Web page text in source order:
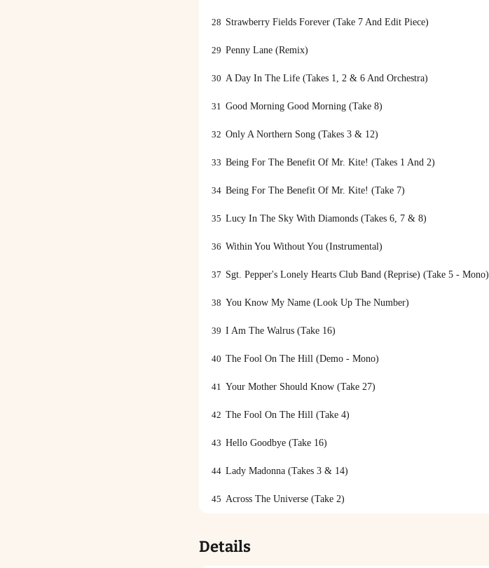
28 Strawberry Fields Forever (Take 7 And Edit Piece)
29 Penny Lane (Remix)
30 A Day In The Life (Takes 1, 2 & 6 And Orchestra)
31 Good Morning Good Morning (Take 8)
32 Only A Northern Song (Takes 3 & 12)
33 Being For The Benefit Of Mr. Kite! (Takes 1 And 2)
34 Being For The Benefit Of Mr. Kite! (Take 7)
35 Lucy In The Sky With Diamonds (Takes 6, 7 & 8)
36 Within You Without You (Instrumental)
37 Sgt. Pepper's Lonely Hearts Club Band (Reprise) (Take 5 - Mono)
38 You Know My Name (Look Up The Number)
39 I Am The Walrus (Take 16)
40 The Fool On The Hill (Demo - Mono)
41 Your Mother Should Know (Take 27)
42 The Fool On The Hill (Take 4)
43 Hello Goodbye (Take 16)
44 Lady Madonna (Takes 3 & 14)
45 Across The Universe (Take 2)
Details